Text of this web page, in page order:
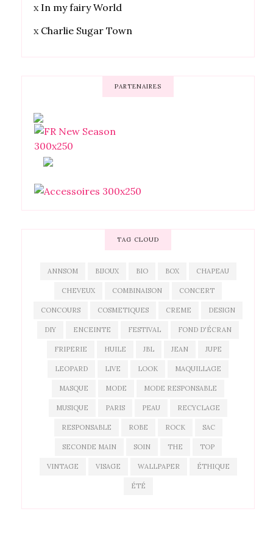
x In my fairy World
x Charlie Sugar Town
PARTENAIRES
TAG CLOUD
ANNSOM BIJOUX BIO BOX CHAPEAU
CHEVEUX COMBINAISON CONCERT
CONCOURS COSMETIQUES CREME DESIGN
DIY ENCEINTE FESTIVAL FOND D'ÉCRAN
FRIPERIE HUILE JBL JEAN JUPE
LEOPARD LIVE LOOK MAQUILLAGE
MASQUE MODE MODE RESPONSABLE
MUSIQUE PARIS PEAU RECYCLAGE
RESPONSABLE ROBE ROCK SAC
SECONDE MAIN SOIN THE TOP
VINTAGE VISAGE WALLPAPER ÉTHIQUE
ÉTÉ